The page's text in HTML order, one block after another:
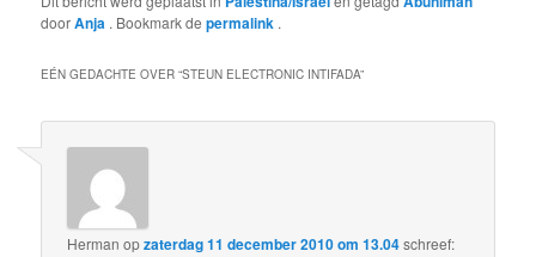
doorAnja . Bookmark depermalink .
EÉN GEDACHTE OVER “STEUN ELECTRONIC INTIFADA”
Herman opzaterdag 11 december 2010 om 13.04schreef: